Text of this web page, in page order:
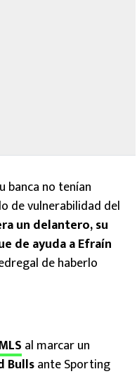
banca no tenían
de vulnerabilidad del
un delantero, su
de ayuda a Efraín
de haberlo
al marcar un
Bullsante Sporting